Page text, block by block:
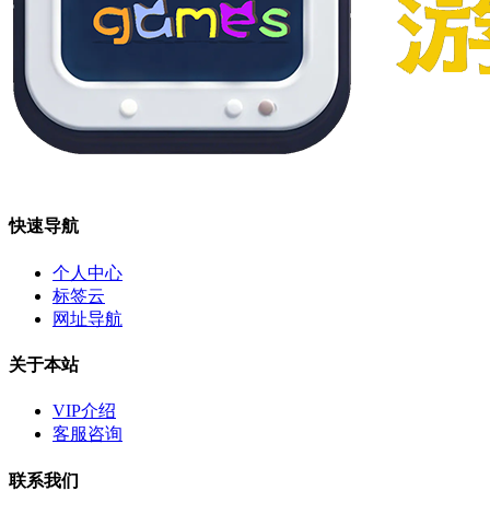
快速导航
个人中心
标签云
网址导航
关于本站
VIP介绍
客服咨询
联系我们